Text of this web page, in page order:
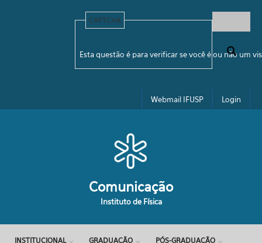
Formulário de busca
CAPTCHA
Esta questão é para verificar se você é ou não um
Webmail IFUSP Login
Comunicação
Instituto de Física
INSTITUCIONAL GRADUAÇÃO PÓS-GRADUAÇÃO